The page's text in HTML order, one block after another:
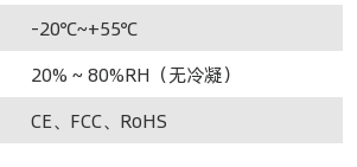
-20℃~+55℃
20% ~ 80%RH（无冷凝）
CE、FCC、RoHS